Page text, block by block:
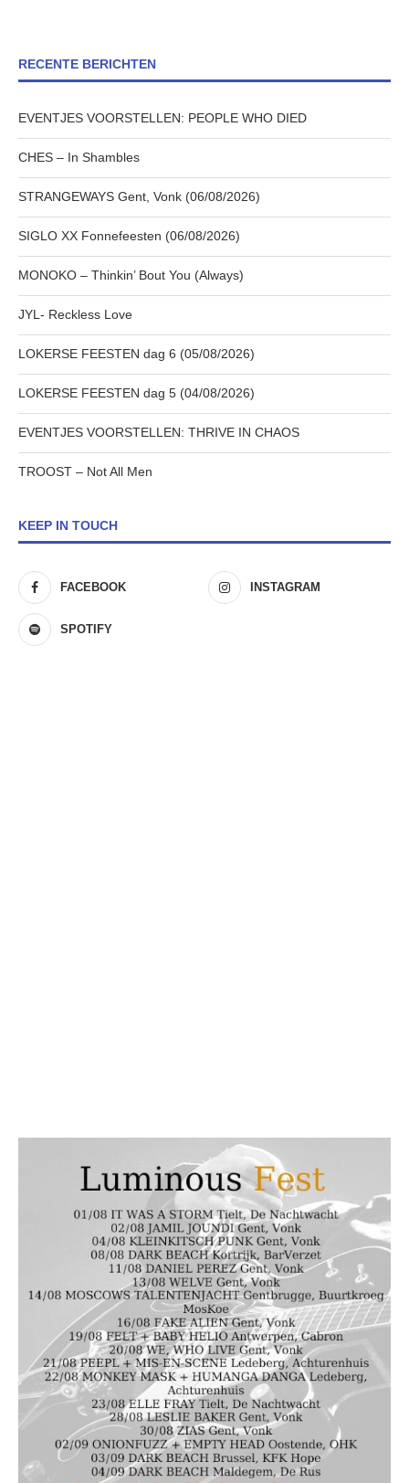
RECENTE BERICHTEN
EVENTJES VOORSTELLEN: PEOPLE WHO DIED
CHES – In Shambles
STRANGEWAYS Gent, Vonk (06/08/2026)
SIGLO XX Fonnefeesten (06/08/2026)
MONOKO – Thinkin’ Bout You (Always)
JYL- Reckless Love
LOKERSE FEESTEN dag 6 (05/08/2026)
LOKERSE FEESTEN dag 5 (04/08/2026)
EVENTJES VOORSTELLEN: THRIVE IN CHAOS
TROOST – Not All Men
KEEP IN TOUCH
FACEBOOK INSTAGRAM
SPOTIFY